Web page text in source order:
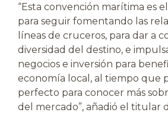
“Esta convención marítima es
para seguir fomentando las
líneas de cruceros, para dar a
diversidad del destino, e
negocios e inversión para
economía local, al tiempo que
perfecto para conocer más
del mercado”, añadió el titular